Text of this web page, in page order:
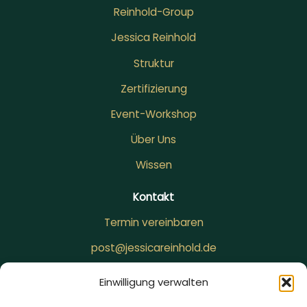
Einwilligung verwalten
Reinhold-Group
Jessica Reinhold
Struktur
Zertifizierung
Event-Workshop
Über Uns
Wissen
Kontakt
Termin vereinbaren
post@jessicareinhold.de